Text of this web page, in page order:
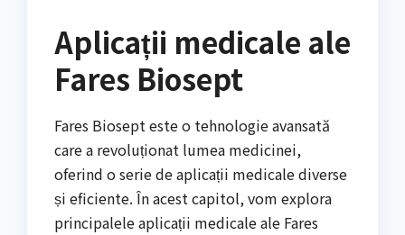
Aplicații medicale ale
Fares Biosept
Fares Biosept este o tehnologie avansată
care a revoluționat lumea medicinei,
oferind o serie de aplicații medicale diverse
și eficiente. În acest capitol, vom explora
principalele aplicații medicale ale Fares